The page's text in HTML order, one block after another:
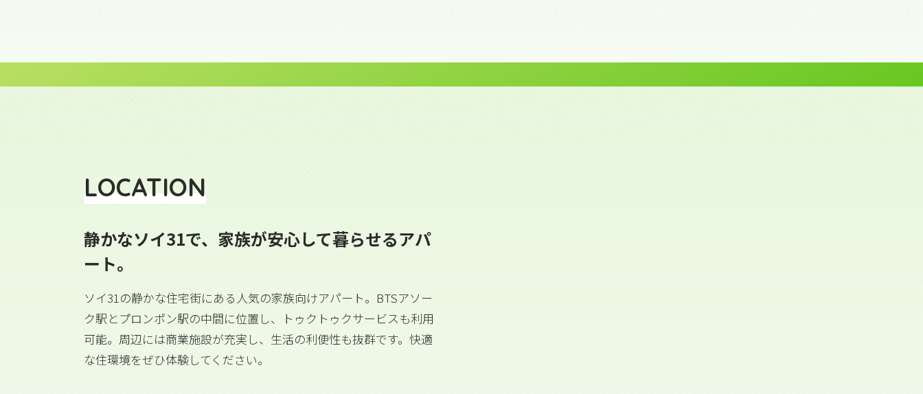
LOCATION
静かなソイ31で、家族が安心して暮らせるアパ
ート。
ソイ31の静かな住宅街にある人気の家族向けアパート。BTSアソー
ク駅とプロンポン駅の中間に位置し、トゥクトゥクサービスも利用
可能。周辺には商業施設が充実し、生活の利便性も抜群です。快適
な住環境をぜひ体験してください。